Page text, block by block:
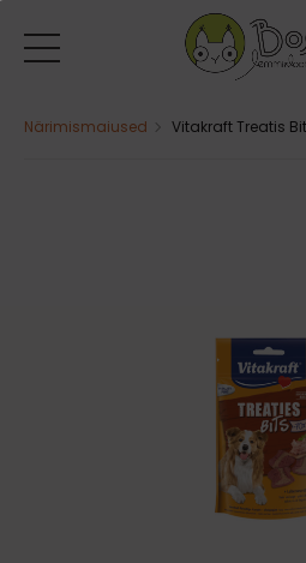
Närimismaiused Vitakraft Treatis